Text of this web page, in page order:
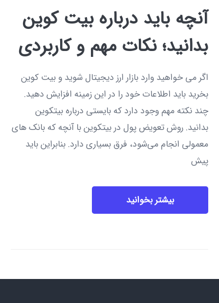
آنچه باید درباره بیت کوین
بدانید؛ نکات مهم و کاربردی
اگر می خواهید وارد بازار ارز دیجیتال شوید و بیت کوین
بخرید باید اطلاعات خود را در این زمینه افزایش دهید.
چند نکته مهم وجود دارد که بایستی درباره بیتکوین
بدانید. روش تعویض پول در بیتکوین با آنچه که بانک های
معمولی انجام می‌شود، فرق بسیاری دارد. بنابراین باید
پیش
بیشتر بخوانید